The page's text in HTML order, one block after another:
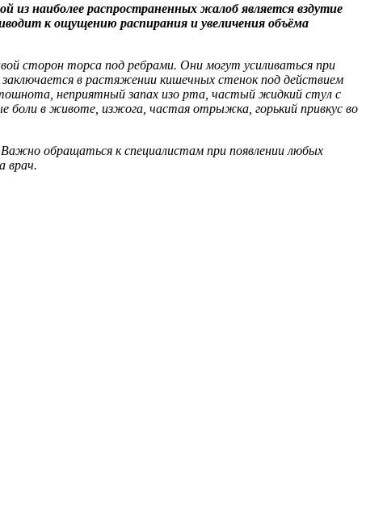
наиболее распространенных жалоб является вздутие
к ощущению распирания и увеличения объёма
сторон торса под ребрами. Они могут усиливаться при
в растяжении кишечных стенок под действием
неприятный запах изо рта, частый жидкий стул с
боли в животе, изжога, частая отрыжка, горький привкус во
обращаться к специалистам при появлении любых
врач.